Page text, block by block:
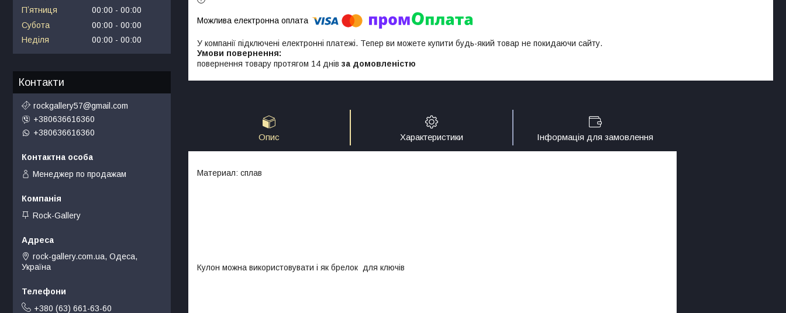
У компанії підключені електронні платежі. Тепер ви можете купити будь-який товар не покидаючи сайту.
повернення товару протягом 14 днів за домовленістю
Опис Характеристики Інформація для замовлення
Материал: сплав
Кулон можна використовувати і як брелок для ключів
Пʼятниця
00:00
00:00
Субота
00:00
00:00
Неділя
00:00 00:00
Контакти
rockgallery57@gmail.com
+380636616360
+380636616360
Менеджер по продажам
Rock-Gallery
rock-gallery.com.ua, Одеса,
Україна
+380 (63) 661-63-60